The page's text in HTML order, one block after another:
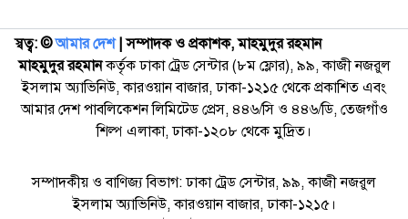
স্বত্ব: ©️আমার দেশ| সম্পাদক ও প্রকাশক, মাহমুদুর রহমান
মাহমুদুর রহমানকর্তৃক ঢাকা ট্রেড সেন্টার (৮ম ফ্লোর), ৯৯, কাজী নজরুল
ইসলাম অ্যাভিনিউ, কারওয়ান বাজার, ঢাকা-১২১৫ থেকে প্রকাশিত এবং
আমার দেশ পাবলিকেশন লিমিটেড প্রেস, ৪৪৬/সি ও ৪৪৬/ডি, তেজগাঁও
শিল্প এলাকা, ঢাকা-১২০৮ থেকে মুদ্রিত।
সম্পাদকীয় ও বাণিজ্য বিভাগ: ঢাকা ট্রেড সেন্টার, ৯৯, কাজী নজরুল
ইসলাম অ্যাভিনিউ, কারওয়ান বাজার, ঢাকা-১২১৫।